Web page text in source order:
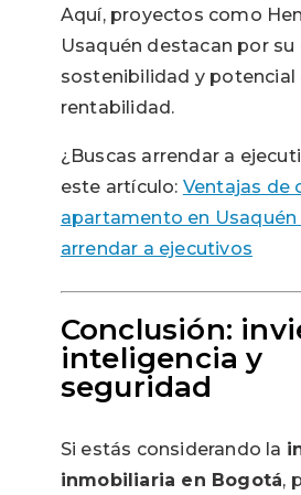
Aquí, proyectos como
Usaquén destacan por su
sostenibilidad y potencial
rentabilidad.
¿Buscas arrendar a
este artículo: Ventajas de
apartamento en Usaquén
arrendar a ejecutivos
Conclusión:
inteligencia y
seguridad
Si estás considerando la
inmobiliaria en Bogotá,